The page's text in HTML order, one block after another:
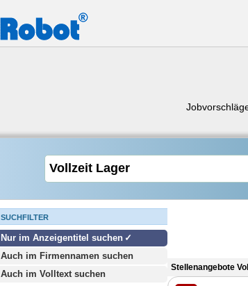
SUCHFILTER
Nur im Anzeigentitel suchen
Auch im Firmennamen suchen
Auch im Volltext suchen
Stellenangebote